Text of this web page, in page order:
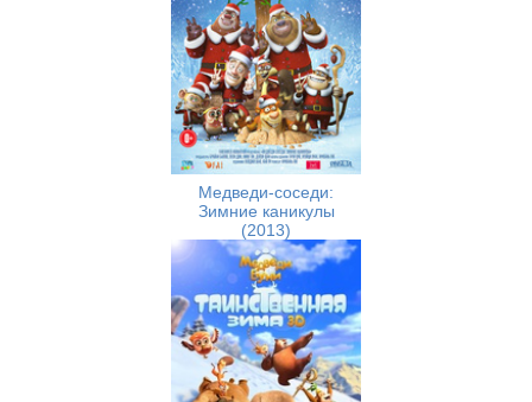
Медведи-соседи:
Зимние каникулы
(2013)